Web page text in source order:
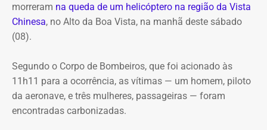
acesso à cultura
De acordo com documentos do processo administrativo,
estrutura anterior. A própria secretaria registra que a
contratação vigente já não atendia à demanda do
Passaporte Cultural, justificando o reforço no transporte
para atender ao crescimento do programa.
morreram na queda de um helicóptero na região da Vista
Chinesa, no Alto da Boa Vista, na manhã deste sábado
(08).
Segundo o Corpo de Bombeiros, que foi acionado às
11h11 para a ocorrência, as vítimas — um homem, piloto
da aeronave, e três mulheres, passageiras — foram
encontradas carbonizadas.